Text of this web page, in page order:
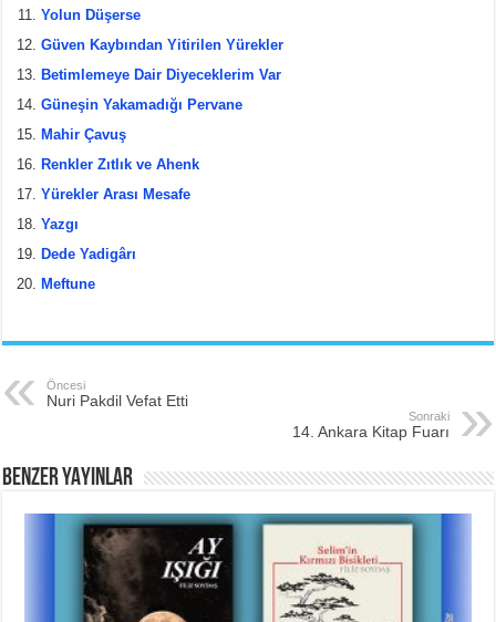
Yolun Düşerse
Güven Kaybından Yitirilen Yürekler
Betimlemeye Dair Diyeceklerim Var
Güneşin Yakamadığı Pervane
Mahir Çavuş
Renkler Zıtlık ve Ahenk
Yürekler Arası Mesafe
Yazgı
Dede Yadigârı
Meftune
Öncesi
Nuri Pakdil Vefat Etti
Sonraki
14. Ankara Kitap Fuarı
BENZER YAYINLAR